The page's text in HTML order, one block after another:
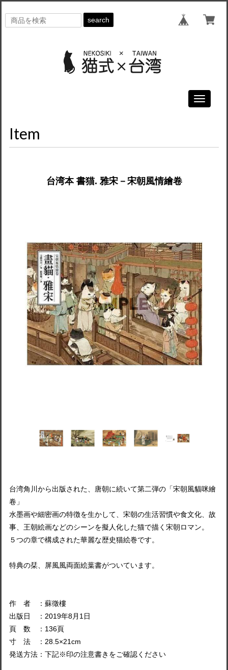
search
Toggle
Item
台湾本 書猫. 雅宋－宋朝風情繪卷
台湾角川から出版された、唐朝に続いて第二弾の「宋朝風貓咪繪
卷」
水墨画や細密画の特徴を生かして、宋朝の生活習慣や食文化、故
事、王朝絵画などのシーンを擬人化した猫で描く宋朝ロマン。
５つの章で構成された華麗な歴史猫絵巻です。
特典の栞、屏風風両面絵葉書がついています。
作 者 ：蘇徵樓
出版日 ：2019年8月1日
頁 数 ：136頁
寸 法 ：28.5×21cm
発送方法：下記※印の注意書きをご確認ください